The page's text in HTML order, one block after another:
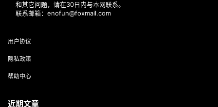
和其它问题，请在30日内与本网联系。
联系邮箱：enofun@foxmail.com
用户协议
隐私政策
帮助中心
近期文章